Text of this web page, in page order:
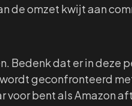
de omzet kwijt aan
Bedenk dat er in
geconfronteerd
bent als Amazon